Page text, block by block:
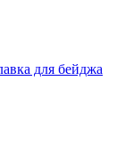
для бейджа